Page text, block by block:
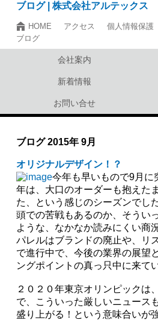
ブログ | 株式会社アルテックス
HOME アクセス 個人情報保護
ブログ
会社案内
新着情報
お問い合せ
ブログ2015年 9月
オリジナルデザイン！？
今年も早いもので9月に
年は、大口のオーダーも抱えた
た、という感じのシーズンでし
頭での苦戦もあるのか、そうい
ような、なかなか読みにくい商
パレルはブランドの廃止や、リ
で進行中で、今後の業界の展望
ングポイントの真っ只中に来て
２０２０年東京オリンピックは
で、こういった厳しいニュース
盛り上がる！という意味合いが